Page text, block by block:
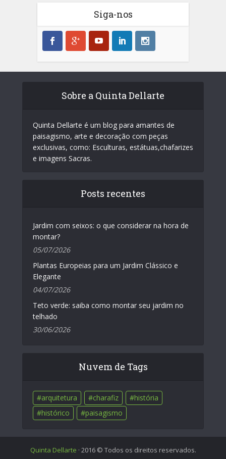
Siga-nos
Sobre a Quinta Dellarte
Quinta Dellarte é um blog para amantes de
paisagismo, arte e decoração com peças
exclusivas, como: Esculturas, estátuas,chafarizes
e imagens Sacras.
Posts recentes
Jardim com seixos: o que considerar na hora de
montar?
05/07/2026
Plantas Europeias para um Jardim Clássico e
Elegante
04/07/2026
Teto verde: saiba como montar seu jardim no
telhado
30/06/2026
Nuvem de Tags
arquitetura charafiz
história
histórico
paisagismo
Quinta Dellarte · 2016 © Todos os direitos reservados.